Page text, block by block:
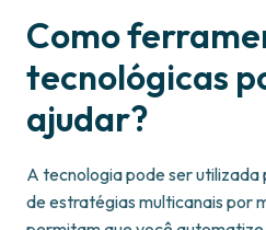
Como
tecnológicas
ajudar?
A tecnologia pode ser utilizada
de estratégias multicanais por